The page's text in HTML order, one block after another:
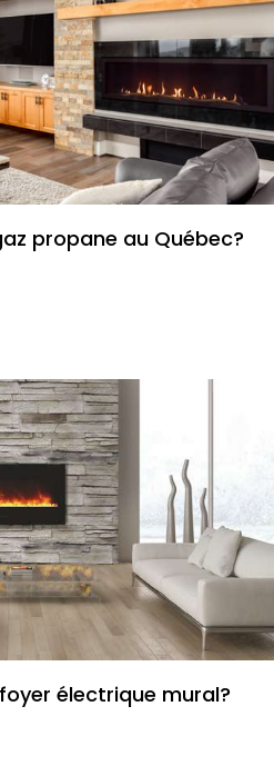
propane au Québec?
électrique mural?